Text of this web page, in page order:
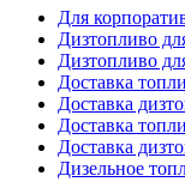
Для
Дизтопливо
Дизтопливо
Доставка
Доставка
Доставка
Доставка
Дизельное